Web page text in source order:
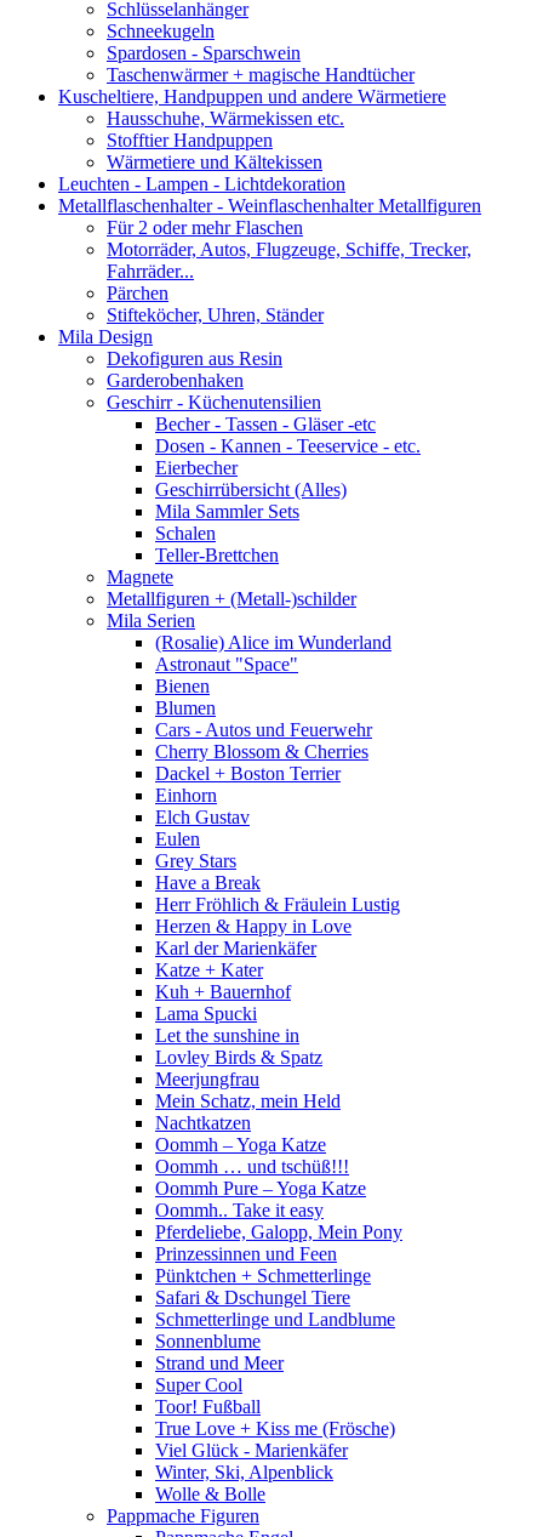
Schlüsselanhänger
Schneekugeln
Spardosen - Sparschwein
Taschenwärmer + magische Handtücher
Kuscheltiere, Handpuppen und andere Wärmetiere
Hausschuhe, Wärmekissen etc.
Stofftier Handpuppen
Wärmetiere und Kältekissen
Leuchten - Lampen - Lichtdekoration
Metallflaschenhalter - Weinflaschenhalter Metallfiguren
Für 2 oder mehr Flaschen
Motorräder, Autos, Flugzeuge, Schiffe, Trecker,
Fahrräder...
Pärchen
Stifteköcher, Uhren, Ständer
Mila Design
Dekofiguren aus Resin
Garderobenhaken
Geschirr - Küchenutensilien
Becher - Tassen - Gläser -etc
Dosen - Kannen - Teeservice - etc.
Eierbecher
Geschirrübersicht (Alles)
Mila Sammler Sets
Schalen
Teller-Brettchen
Magnete
Metallfiguren + (Metall-)schilder
Mila Serien
(Rosalie) Alice im Wunderland
Astronaut "Space"
Bienen
Blumen
Cars - Autos und Feuerwehr
Cherry Blossom & Cherries
Dackel + Boston Terrier
Einhorn
Elch Gustav
Eulen
Grey Stars
Have a Break
Herr Fröhlich & Fräulein Lustig
Herzen & Happy in Love
Karl der Marienkäfer
Katze + Kater
Kuh + Bauernhof
Lama Spucki
Let the sunshine in
Lovley Birds & Spatz
Meerjungfrau
Mein Schatz, mein Held
Nachtkatzen
Oommh – Yoga Katze
Oommh … und tschüß!!!
Oommh Pure – Yoga Katze
Oommh.. Take it easy
Pferdeliebe, Galopp, Mein Pony
Prinzessinnen und Feen
Pünktchen + Schmetterlinge
Safari & Dschungel Tiere
Schmetterlinge und Landblume
Sonnenblume
Strand und Meer
Super Cool
Toor! Fußball
True Love + Kiss me (Frösche)
Viel Glück - Marienkäfer
Winter, Ski, Alpenblick
Wolle & Bolle
Pappmache Figuren